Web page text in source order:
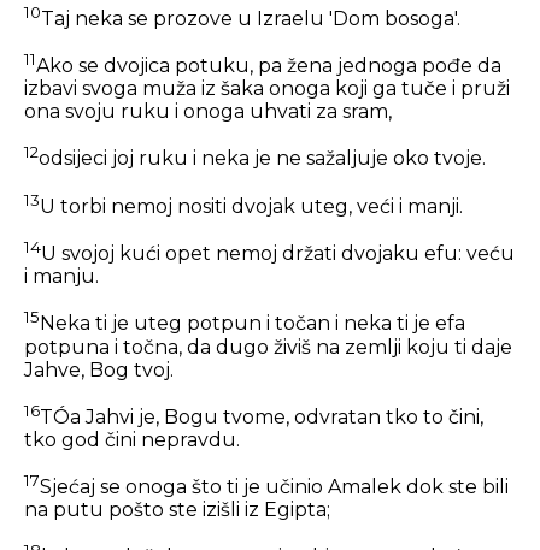
10Taj neka se prozove u Izraelu 'Dom bosoga'.
11Ako se dvojica potuku, pa žena jednoga pođe da
izbavi svoga muža iz šaka onoga koji ga tuče i pruži
ona svoju ruku i onoga uhvati za sram,
12odsijeci joj ruku i neka je ne sažaljuje oko tvoje.
13U torbi nemoj nositi dvojak uteg, veći i manji.
14U svojoj kući opet nemoj držati dvojaku efu: veću
i manju.
15 Neka ti je uteg potpun i točan i neka ti je efa
potpuna i točna, da dugo živiš na zemlji koju ti daje
Jahve, Bog tvoj.
16TÓa Jahvi je, Bogu tvome, odvratan tko to čini,
tko god čini nepravdu.
17Sjećaj se onoga što ti je učinio Amalek dok ste bili
na putu pošto ste izišli iz Egipta;